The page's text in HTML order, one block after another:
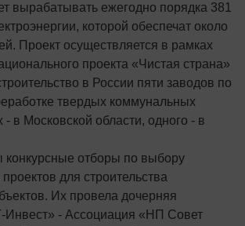
вырабатывать ежегодно порядка 381
которой обеспечат около
Проект осуществляется в рамках
проекта «Чистая страна»
в России пяти заводов по
твердых коммунальных
- в Московской области, одного - в
отборы по выбору
для строительства
Их провела дочерняя
Инвест» - Ассоциация «НП Совет